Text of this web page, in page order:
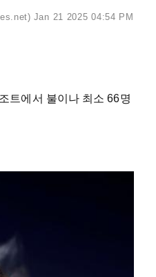
Jan 21 2025 04:54 PM
트에서 불이나 최소 66명